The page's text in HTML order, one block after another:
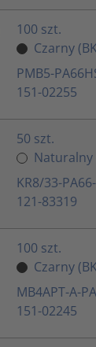
100 szt.
Czarny
PMB5-
151-02255
50 szt.
Naturalny
KR8/33-
121-83319
100 szt.
Czarny
MB4APT-A-
151-02245